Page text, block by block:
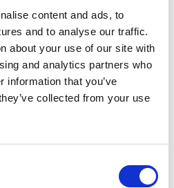
content and ads, to
and to analyse our traffic.
about your use of our site with
and analytics partners who
information that you’ve
collected from your use
88 m²